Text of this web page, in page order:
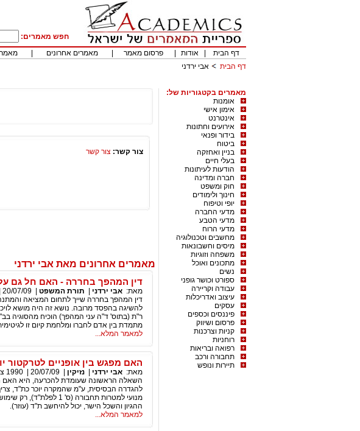
חפש מאמרים:
דף הבית
אודות פרסום מאמר מאמרים אחרונים
דף הבית
אבי ירדני
מאמרים בקטגוריות של:
אומנות
אימון אישי
אינטרנט
אירועים וחתונות
בידור ופנאי
ביטוח
בניין ואחזקה
בעלי חיים
הודעות לעיתונות
חברה ומדינה
חוק ומשפט
חינוך ולימודים
יופי וטיפוח
מדעי החברה
מדעי הטבע
מדעי הרוח
מחשבים וטכנולוגיה
מיסים וחשבונאות
משפחה וזוגיות
מתכונים ואוכל
נשים
ספורט וכושר גופני
עבודה וקריירה
עיצוב ואדריכלות
עסקים
פיננסים וכספים
פרסום ושיווק
קניות וצרכנות
רוחניות
רפואה ובריאות
תחבורה ורכב
תיירות ונופש
צור קשר: צור קשר
מאמרים אחרונים מאת אבי ירדני
דין המהפך בחררה - האם חל גם
מאת: אבי ירדני תורת המשפט 20/07/09
דין המהפך בחררה שייך לתחום המציאה
להשיגה בהפסד מרובה. נושא זה היה מושא
ר"ת (בתוס' ד"ה עני המהפך) הוכיח מהסוגיה
מתמדת בין אדם לחברו ומלחמת קיום זו
למאמר המלא...
האם מפגש בין אופניים לטרקטור
מאת: אבי ירדני נזיקין 20/07/09
1990
השאלה הראשונה שעומדת להכרעה, היא האם
להגדרה הבסיסית, ע"מ שהמקרה יוכר כת"ד,
מנועי למטרות תחבורה
ההגיון והשכל הישר, יכול להיחשב ת"ד (עוזר).
למאמר המלא...